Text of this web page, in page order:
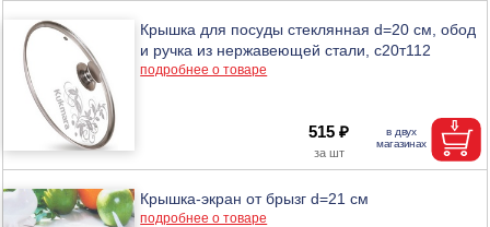
Крышка для посуды стеклянная d=20 см, обод
и ручка из нержавеющей стали, с20т112
подробнее о товаре
515 ₽
Крышка-экран от брызг d=21 см
подробнее о товаре